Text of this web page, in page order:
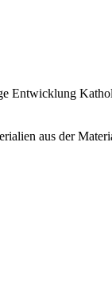
Entwicklung
aus der